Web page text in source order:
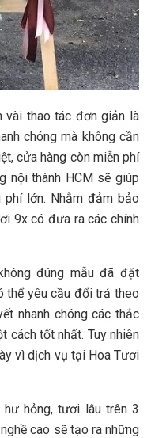
vài thao tác đơn giản là
chóng mà không cần
cửa hàng còn miễn phí
nội thành HCM sẽ giúp
lớn. Nhằm đảm bảo
9x có đưa ra các chính
đúng mẫu đã đặt
thể yêu cầu đổi trả theo
nhanh chóng các thắc
cách tốt nhất. Tuy nhiên
vì dịch vụ tại Hoa Tươi
hỏng, tươi lâu trên 3
cao sẽ tạo ra những